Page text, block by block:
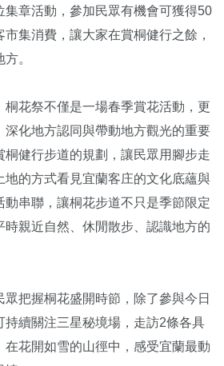
集章活動，參加民眾有機會可獲得50
集消費，讓大家在賞桐健行之餘，
。
桐花祭不僅是一場春季賞花活動，更
深化地方認同與帶動地方觀光的重要
桐健行步道的規劃，讓民眾用腳步走
地的方式看見宜蘭客庄的文化底蘊與
動串聯，讓桐花步道不只是季節限定
時親近自然、休閒散步、認識地方的
把握桐花盛開時節，除了參與今日
持續關注三星秘境場，走訪2條各具
在花開如雪的山徑中，感受宜蘭最動